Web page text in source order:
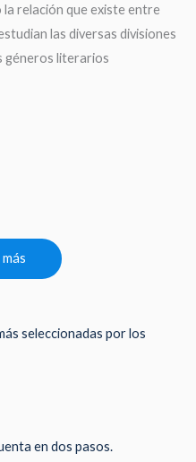
relación que existe entre
las diversas divisiones
géneros literarios
seleccionadas por los
en dos pasos.